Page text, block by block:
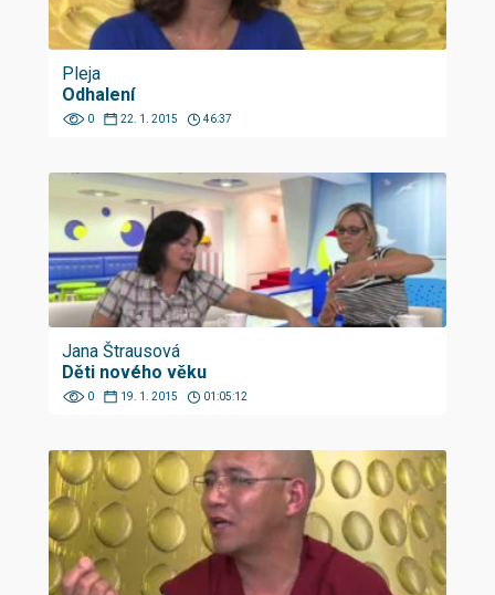
Pleja
Odhalení
0 22. 1. 2015 46:37
Jana Štrausová
Děti nového věku
0 19. 1. 2015 01:05:12